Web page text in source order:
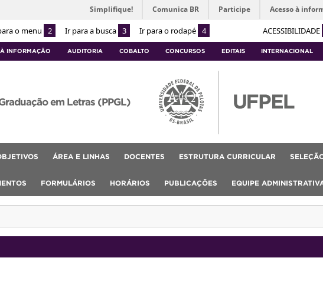
o menu 2 Ir para a busca 3 Ir para o rodapé 4 ACESSIBILIDADE
Simplifique! Comunica BR Participe Acesso à
INFORMAÇÃO AUDITORIA COBALTO CONCURSOS EDITAIS INTERNACIONAL
em Letras (PPGL)
ÁREA E LINHAS DOCENTES ESTRUTURA CURRICULAR
FORMULÁRIOS HORÁRIOS PUBLICAÇÕES EQUIPE